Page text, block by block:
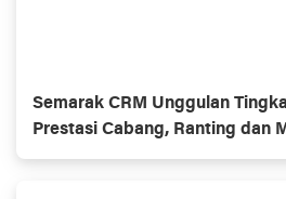
Semarak CRM Unggulan
Prestasi Cabang, Ranting dan
Muhammadiyaĥ